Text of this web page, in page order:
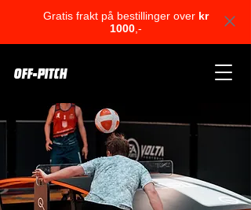
Gratis frakt på bestillinger over kr
1000,-
OFF-PITCH